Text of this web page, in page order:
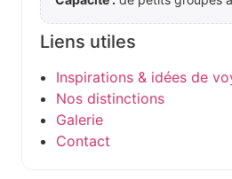
Liens utiles
Inspirations & idées de
Nos distinctions
Galerie
Contact